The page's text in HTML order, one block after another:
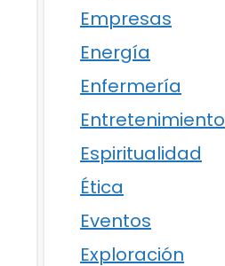
Empresas
Energía
Enfermería
Entretenimiento
Espiritualidad
Ética
Eventos
Exploración